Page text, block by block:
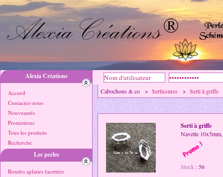
Alexia Créations
Accueil
Contactez-nous
Nouveautés
Promotions
Tous les produits
Recherche
Les perles
Rondes aplaties facettées
Cabochons & co > Sertissures > Serti à griffe
Serti à griffe
Navette
Stock : 56